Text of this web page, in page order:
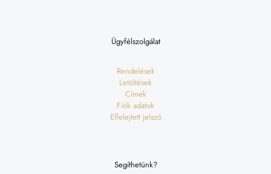
Ügyfélszolgálat
Rendelések
Letöltések
Címek
Fiók adatok
Elfelejtett jelszó
Segíthetünk?